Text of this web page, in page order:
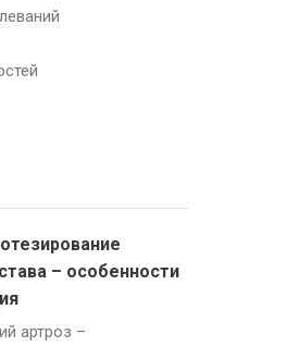
– особенности
артроз –